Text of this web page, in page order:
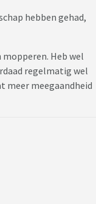
hebben gehad,
Heb wel
regelmatig wel
meer meegaandheid